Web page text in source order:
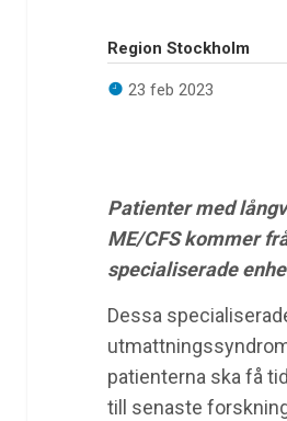
Region Stockholm
23 feb 2023
Patienter med
ME/CFS kommer
specialiserade
Dessa
patienterna ska få
till senaste